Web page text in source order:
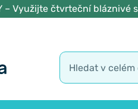
– Využijte čtvrteční